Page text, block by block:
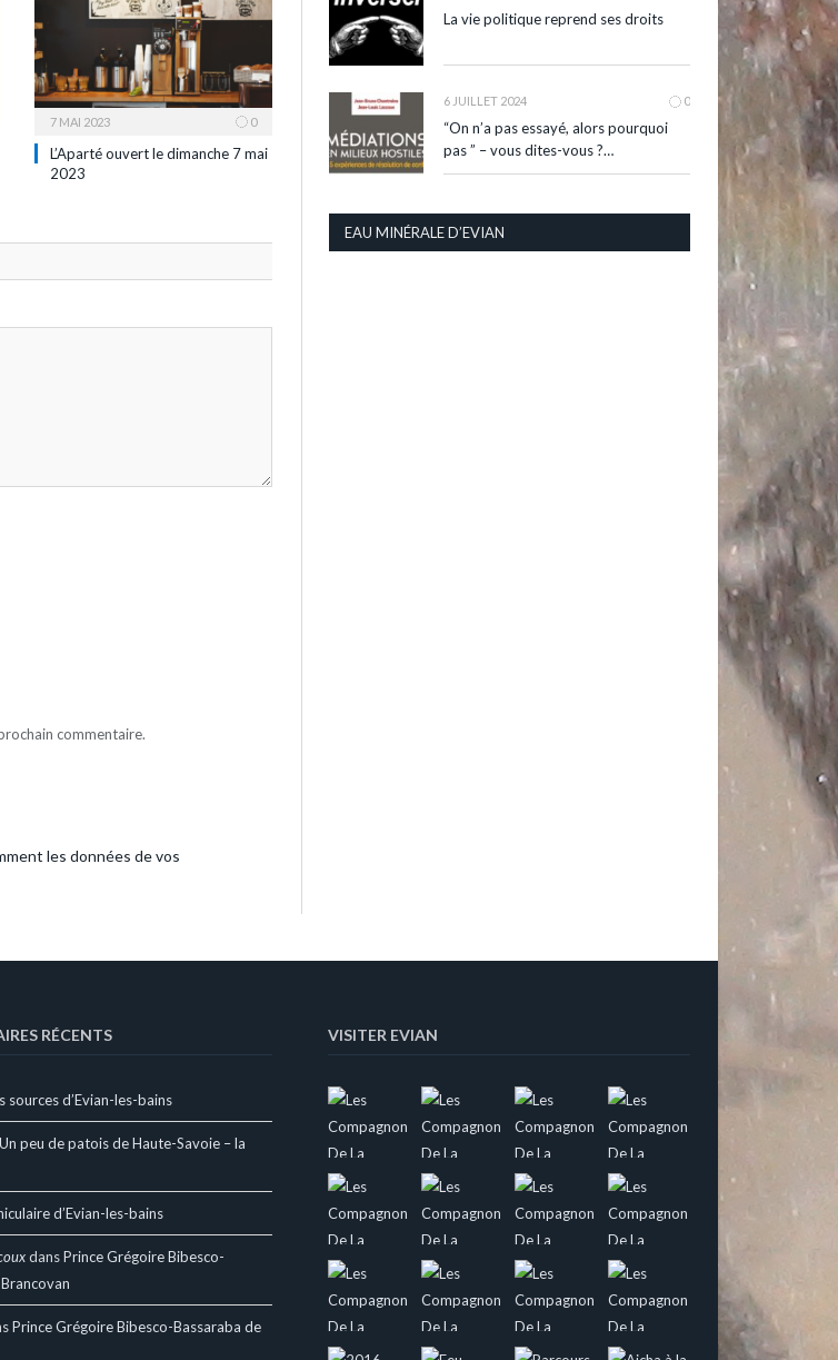
7 MAI 2023 0
L’Aparté ouvert le dimanche 7 mai
2023
commentaire.
les données de vos
La vie politique reprend ses droits
6 JUILLET 2024 0
“On n’a pas essayé, alors pourquoi
pas ” – vous dites-vous ?…
EAU MINÉRALE D’EVIAN
RÉCENTS
sources d’Evian-les-bains
Un peu de patois de Haute-Savoie – la
d’Evian-les-bains
dansPrince Grégoire Bibesco-
Prince Grégoire Bibesco-Bassaraba de
VISITER EVIAN